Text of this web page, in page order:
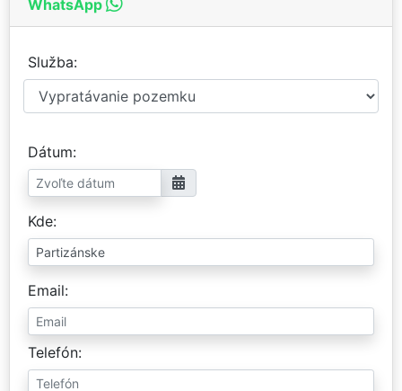
WhatsApp
Služba
Dátum
Kde
Email
Telefón